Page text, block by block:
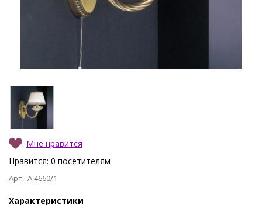
Мне нравится
Нравится: 0 посетителям
Арт.: A 4660/1
Характеристики